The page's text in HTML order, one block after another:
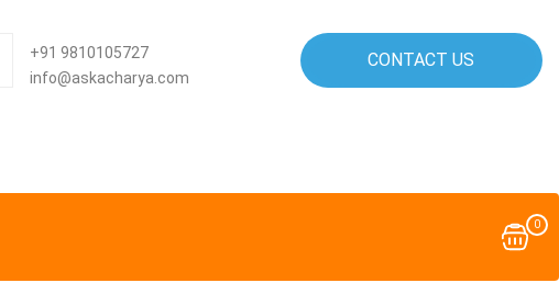
CONTACT US
+91 9810105727
info@askacharya.com
0